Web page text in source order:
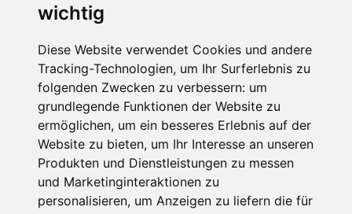
wichtig
Diese Website verwendet Cookies und andere
Tracking-Technologien, um Ihr Surferlebnis zu
folgenden Zwecken zu verbessern: um
grundlegende Funktionen der Website zu
ermöglichen, um ein besseres Erlebnis auf der
Website zu bieten, um Ihr Interesse an unseren
Produkten und Dienstleistungen zu messen
und Marketinginteraktionen zu
personalisieren, um Anzeigen zu liefern die für
Die Schneehoehen Ski APP für iOS und Android - Ein
Muss für alle Wintersportler und Schneefreaks!
Impressum Datenschutz